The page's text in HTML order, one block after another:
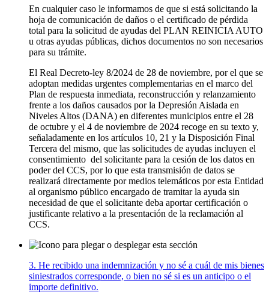
En cualquier caso le informamos de que si está solicitando la
hoja de comunicación de daños o el certificado de pérdida
total para la solicitud de ayudas del PLAN REINICIA AUTO
u otras ayudas públicas, dichos documentos no son necesarios
para su trámite.
El Real Decreto-ley 8/2024 de 28 de noviembre, por el que se
adoptan medidas urgentes complementarias en el marco del
Plan de respuesta inmediata, reconstrucción y relanzamiento
frente a los daños causados por la Depresión Aislada en
Niveles Altos (DANA) en diferentes municipios entre el 28
de octubre y el 4 de noviembre de 2024 recoge en su texto y,
señaladamente en los artículos 10, 21 y la Disposición Final
Tercera del mismo, que las solicitudes de ayudas incluyen el
consentimiento del solicitante para la cesión de los datos en
poder del CCS, por lo que esta transmisión de datos se
realizará directamente por medios telemáticos por esta Entidad
al organismo público encargado de tramitar la ayuda sin
necesidad de que el solicitante deba aportar certificación o
justificante relativo a la presentación de la reclamación al
CCS.
3. He recibido una indemnización y no sé a cuál de mis bienes
siniestrados corresponde, o bien no sé si es un anticipo o el
importe definitivo.